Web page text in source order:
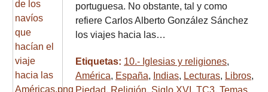
portuguesa. No obstante, tal y como
refiere Carlos Alberto González Sánchez
los viajes hacia las…
Etiquetas: 10.- Iglesias y religiones,
América, España, Indias, Lecturas, Libros,
Piedad, Religión, Siglo XVI , TC3. Temas